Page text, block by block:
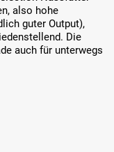
also hohe
guter Output),
Die
auch für unterwegs